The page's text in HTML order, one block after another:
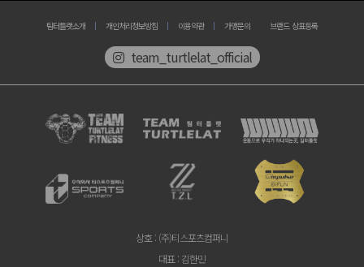
팀터틀랫소개 개인처리정보방침 이용약관 가맹문의 브랜드 상표등록
team_turtlelat_official
상호 : (주)티스포츠컴퍼니
대표 : 김한민